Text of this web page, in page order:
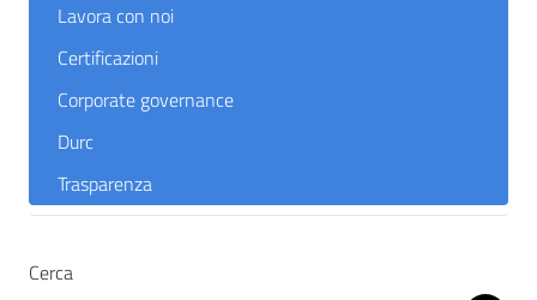
Lavora con noi
Certificazioni
Corporate governance
Durc
Trasparenza
Cerca